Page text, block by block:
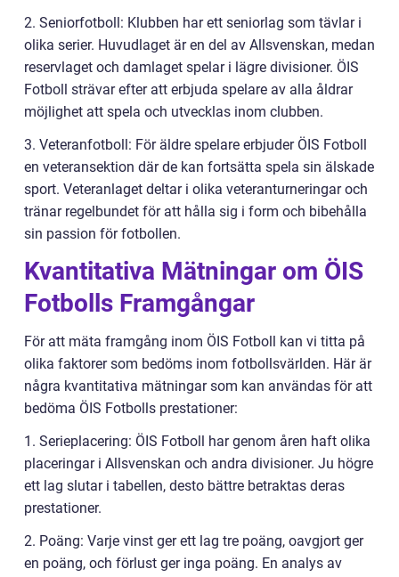
2. Seniorfotboll: Klubben har ett seniorlag som tävlar i
olika serier. Huvudlaget är en del av Allsvenskan, medan
reservlaget och damlaget spelar i lägre divisioner. ÖIS
Fotboll strävar efter att erbjuda spelare av alla åldrar
möjlighet att spela och utvecklas inom clubben.
3. Veteranfotboll: För äldre spelare erbjuder ÖIS Fotboll
en veteransektion där de kan fortsätta spela sin älskade
sport. Veteranlaget deltar i olika veteranturneringar och
tränar regelbundet för att hålla sig i form och bibehålla
sin passion för fotbollen.
Kvantitativa Mätningar om ÖIS
Fotbolls Framgångar
För att mäta framgång inom ÖIS Fotboll kan vi titta på
olika faktorer som bedöms inom fotbollsvärlden. Här är
några kvantitativa mätningar som kan användas för att
bedöma ÖIS Fotbolls prestationer:
1. Serieplacering: ÖIS Fotboll har genom åren haft olika
placeringar i Allsvenskan och andra divisioner. Ju högre
ett lag slutar i tabellen, desto bättre betraktas deras
prestationer.
2. Poäng: Varje vinst ger ett lag tre poäng, oavgjort ger
en poäng, och förlust ger inga poäng. En analys av